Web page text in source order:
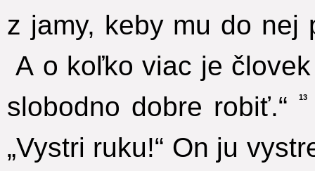
z jamy, keby mu do nej
A o koľko viac je
slobodno dobre robiť.“
13
„Vystri ruku!“ On ju